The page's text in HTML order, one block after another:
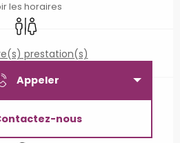
les horaires
Toilettes
prestation(s)
Appeler
nous